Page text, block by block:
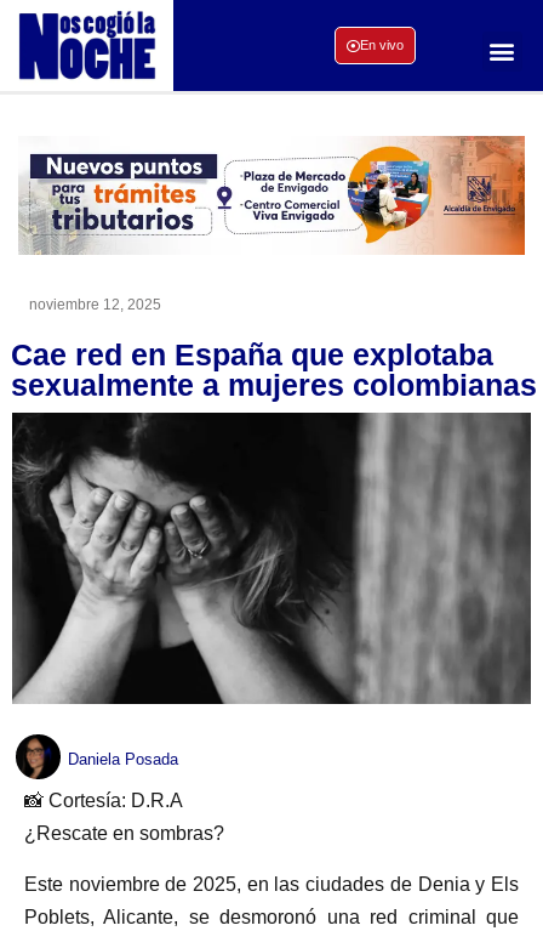
En vivo
noviembre 12, 2025
Cae red en España que explotaba
sexualmente a mujeres colombianas
Daniela Posada
📸 Cortesía: D.R.A
¿Rescate en sombras?
Este noviembre de 2025, en las ciudades de Denia y Els
Poblets, Alicante, se desmoronó una red criminal que